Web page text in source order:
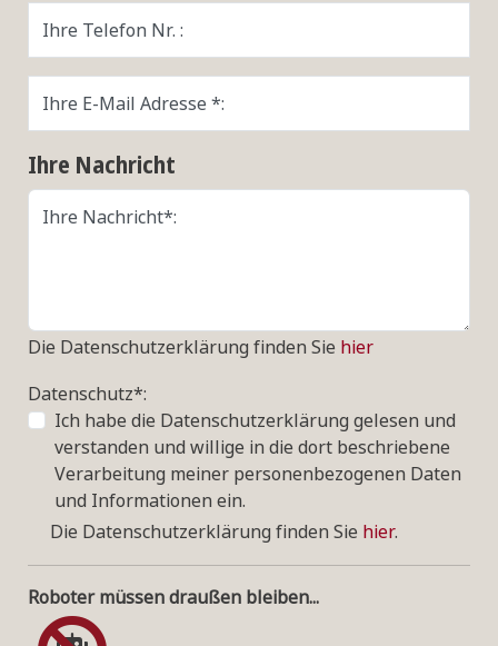
Ihre Telefon Nr. :
Ihre E-Mail Adresse *:
Ihre Nachricht
Ihre Nachricht*:
Die Datenschutzerklärung finden Sie hier
Datenschutz*:
Ich habe die Datenschutzerklärung gelesen und
verstanden und willige in die dort beschriebene
Verarbeitung meiner personenbezogenen Daten
und Informationen ein.
Die Datenschutzerklärung finden Sie hier.
Roboter müssen draußen bleiben...